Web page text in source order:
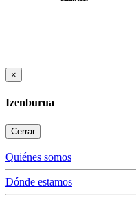
×
Izenburua
Cerrar
Quiénes somos
Dónde estamos